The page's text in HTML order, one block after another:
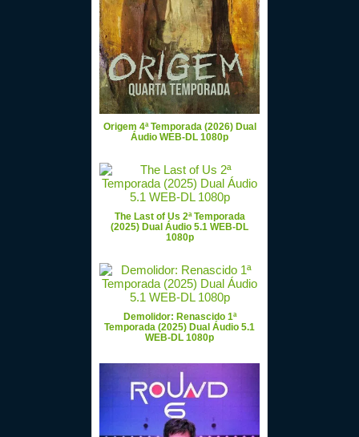
Origem 4ª Temporada (2026) Dual
Áudio WEB-DL 1080p
The Last of Us 2ª Temporada
(2025) Dual Áudio 5.1 WEB-DL
1080p
Demolidor: Renascido 1ª
Temporada (2025) Dual Áudio 5.1
WEB-DL 1080p